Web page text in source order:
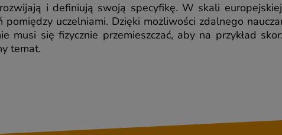
i definiują swoją specyfikę. W skali
uczelniami. Dzięki możliwości zdalnego
musi się fizycznie przemieszczać, aby na przykład
temat.